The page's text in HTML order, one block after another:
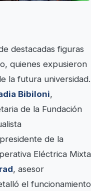
destacadas figuras
quienes expusieron
la futura universidad.
Bibiloni,
de la Fundación
de la
Eléctrica Mixta
, asesor
el funcionamiento